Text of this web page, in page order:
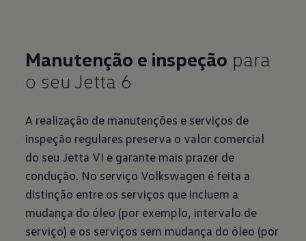
Manutenção e inspeção para
o seu Jetta 6
A realização de manutenções e serviços de
inspeção regulares preserva o valor comercial
do seu Jetta VI e garante mais prazer de
condução. No serviço Volkswagen é feita a
distinção entre os serviços que incluem a
mudança do óleo (por exemplo, intervalo de
serviço) e os serviços sem mudança do óleo (por